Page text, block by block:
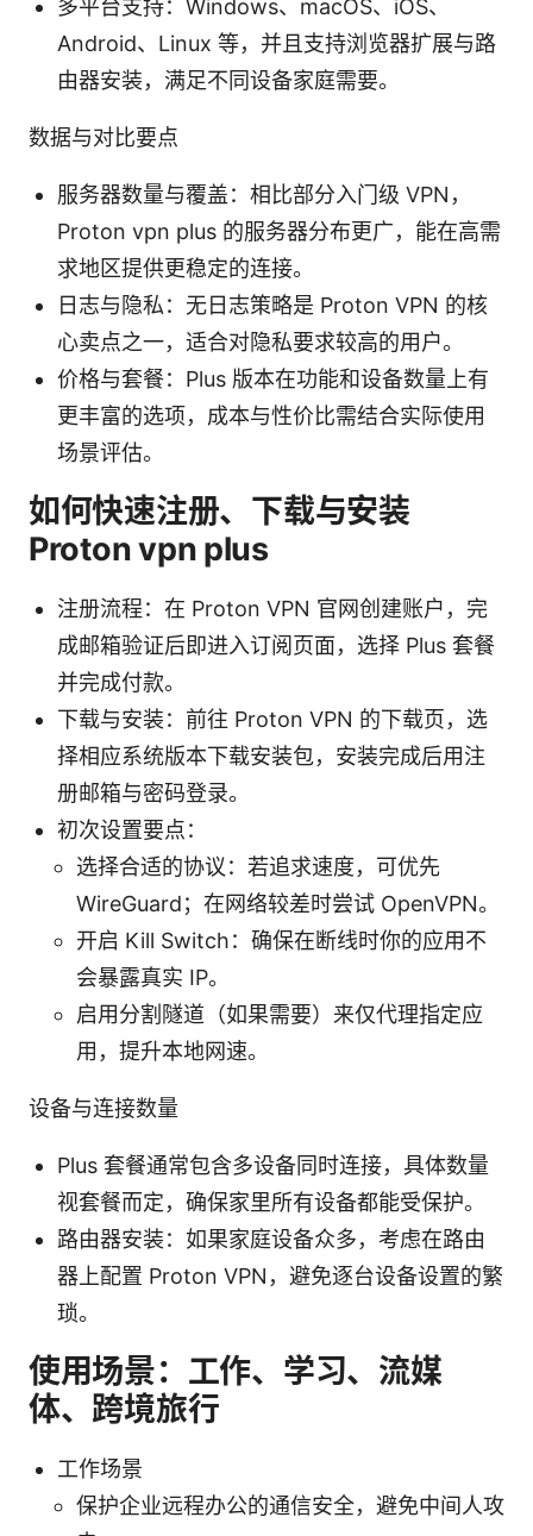
多平台支持：Windows、macOS、iOS、
Android、Linux 等，并且支持浏览器扩展与路
由器安装，满足不同设备家庭需要。
数据与对比要点
服务器数量与覆盖：相比部分入门级 VPN，
Proton vpn plus 的服务器分布更广，能在高需
求地区提供更稳定的连接。
日志与隐私：无日志策略是 Proton VPN 的核
心卖点之一，适合对隐私要求较高的用户。
价格与套餐：Plus 版本在功能和设备数量上有
更丰富的选项，成本与性价比需结合实际使用
场景评估。
如何快速注册、下载与安装
Proton vpn plus
注册流程：在 Proton VPN 官网创建账户，完
成邮箱验证后即进入订阅页面，选择 Plus 套餐
并完成付款。
下载与安装：前往 Proton VPN 的下载页，选
择相应系统版本下载安装包，安装完成后用注
册邮箱与密码登录。
初次设置要点：
选择合适的协议：若追求速度，可优先
WireGuard；在网络较差时尝试 OpenVPN。
开启 Kill Switch：确保在断线时你的应用不
会暴露真实 IP。
启用分割隧道（如果需要）来仅代理指定应
用，提升本地网速。
设备与连接数量
Plus 套餐通常包含多设备同时连接，具体数量
视套餐而定，确保家里所有设备都能受保护。
路由器安装：如果家庭设备众多，考虑在路由
器上配置 Proton VPN，避免逐台设备设置的繁
琐。
使用场景：工作、学习、流媒
体、跨境旅行
工作场景
保护企业远程办公的通信安全，避免中间人攻